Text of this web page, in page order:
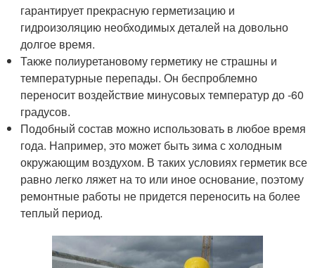
гарантирует прекрасную герметизацию и
гидроизоляцию необходимых деталей на довольно
долгое время.
Также полиуретановому герметику не страшны и
температурные перепады. Он беспроблемно
переносит воздействие минусовых температур до -60
градусов.
Подобный состав можно использовать в любое время
года. Например, это может быть зима с холодным
окружающим воздухом. В таких условиях герметик все
равно легко ляжет на то или иное основание, поэтому
ремонтные работы не придется переносить на более
теплый период.